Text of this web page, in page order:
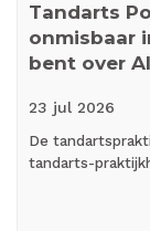
Tandarts
onmisbaar
bent over
23 jul 2026
De
tandarts-